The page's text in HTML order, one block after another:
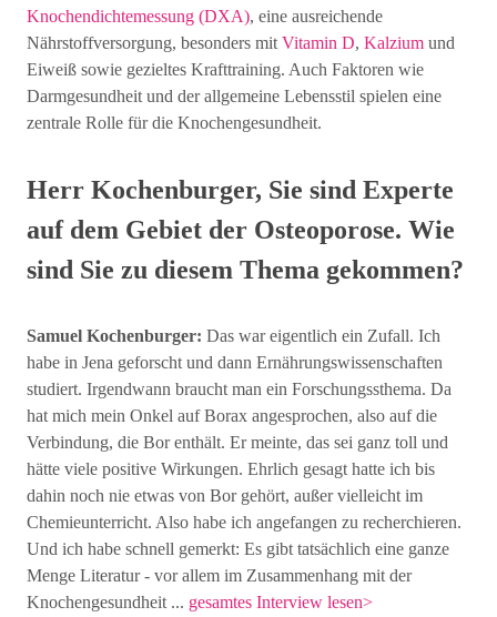
Knochendichtemessung (DXA), eine ausreichende
Nährstoffversorgung, besonders mit Vitamin D, Kalzium und
Eiweiß sowie gezieltes Krafttraining. Auch Faktoren wie
Darmgesundheit und der allgemeine Lebensstil spielen eine
zentrale Rolle für die Knochengesundheit.
Herr Kochenburger, Sie sind Experte
auf dem Gebiet der Osteoporose. Wie
sind Sie zu diesem Thema gekommen?
Samuel Kochenburger: Das war eigentlich ein Zufall. Ich
habe in Jena geforscht und dann Ernährungswissenschaften
studiert. Irgendwann braucht man ein Forschungssthema. Da
hat mich mein Onkel auf Borax angesprochen, also auf die
Verbindung, die Bor enthält. Er meinte, das sei ganz toll und
hätte viele positive Wirkungen. Ehrlich gesagt hatte ich bis
dahin noch nie etwas von Bor gehört, außer vielleicht im
Chemieunterricht. Also habe ich angefangen zu recherchieren.
Und ich habe schnell gemerkt: Es gibt tatsächlich eine ganze
Menge Literatur - vor allem im Zusammenhang mit der
Knochengesundheit ... gesamtes Interview lesen>